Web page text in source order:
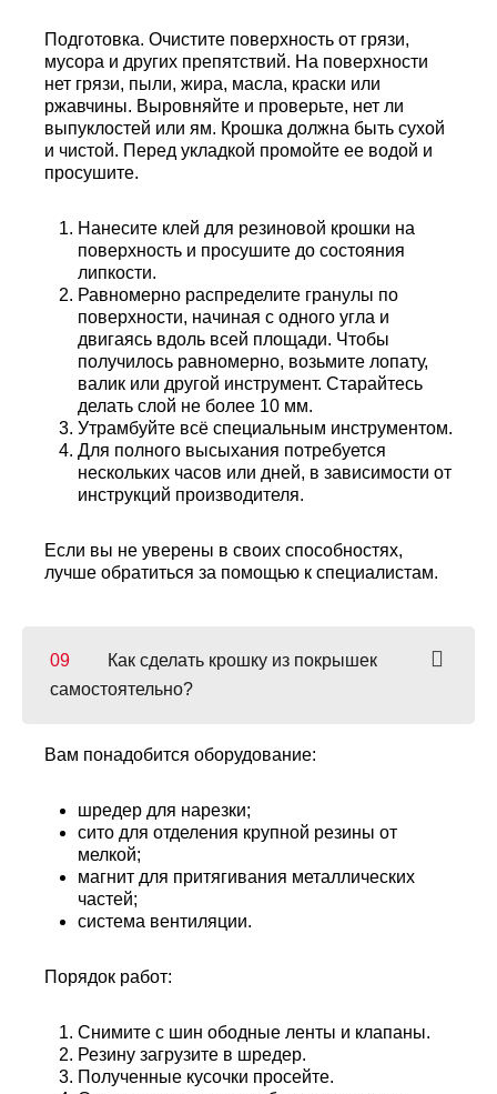
Подготовка. Очистите поверхность от грязи,
мусора и других препятствий. На поверхности
нет грязи, пыли, жира, масла, краски или
ржавчины. Выровняйте и проверьте, нет ли
выпуклостей или ям. Крошка должна быть сухой
и чистой. Перед укладкой промойте ее водой и
просушите.
Нанесите клей для резиновой крошки на
поверхность и просушите до состояния
липкости.
Равномерно распределите гранулы по
поверхности, начиная с одного угла и
двигаясь вдоль всей площади. Чтобы
получилось равномерно, возьмите лопату,
валик или другой инструмент. Старайтесь
делать слой не более 10 мм.
Утрамбуйте всё специальным инструментом.
Для полного высыхания потребуется
нескольких часов или дней, в зависимости от
инструкций производителя.
Если вы не уверены в своих способностях,
лучше обратиться за помощью к специалистам.
Как сделать крошку из покрышек
самостоятельно?
Вам понадобится оборудование:
шредер для нарезки;
сито для отделения крупной резины от
мелкой;
магнит для притягивания металлических
частей;
система вентиляции.
Порядок работ:
Снимите с шин ободные ленты и клапаны.
Резину загрузите в шредер.
Полученные кусочки просейте.